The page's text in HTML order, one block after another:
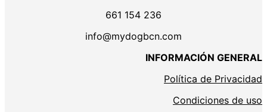
661 154 236
info@mydogbcn.com
INFORMACIÓN GENERAL
Política de Privacidad
Condiciones de uso